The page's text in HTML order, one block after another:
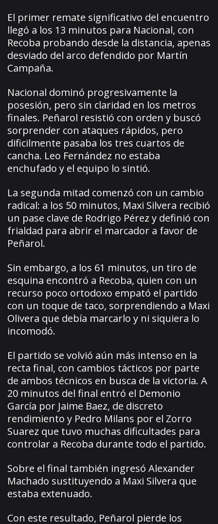
El primer remate significativo del encuentro
llegó a los 13 minutos para Nacional, con
Recoba probando desde la distancia, apenas
desviado del arco defendido por Martín
Campaña.
Nacional dominó progresivamente la
posesión, pero sin claridad en los metros
finales. Peñarol resistió con orden y buscó
sorprender con ataques rápidos, pero
dificilmente pasaba los tres cuartos de
cancha. Leo Fernández no estaba
enchufado y el equipo lo sintió.
La segunda mitad comenzó con un cambio
radical: a los 50 minutos, Maxi Silvera recibió
un pase clave de Rodrigo Pérez y definió con
frialdad para abrir el marcador a favor de
Peñarol.
Sin embargo, a los 61 minutos, un tiro de
esquina encontró a Recoba, quien con un
recurso poco ortodoxo empató el partido
con un toque de taco, sorprendiendo a Maxi
Olivera que debía marcarlo y ni siquiera lo
incomodó.
El partido se volvió aún más intenso en la
recta final, con cambios tácticos por parte
de ambos técnicos en busca de la victoria. A
20 minutos del final entró el Demonio
García por Jaime Baez, de discreto
rendimiento y Pedro Milans por el Zorro
Suarez que tuvo muchas dificultades para
controlar a Recoba durante todo el partido.
Sobre el final también ingresó Alexander
Machado sustituyendo a Maxi Silvera que
estaba extenuado.
Con este resultado, Peñarol pierde los